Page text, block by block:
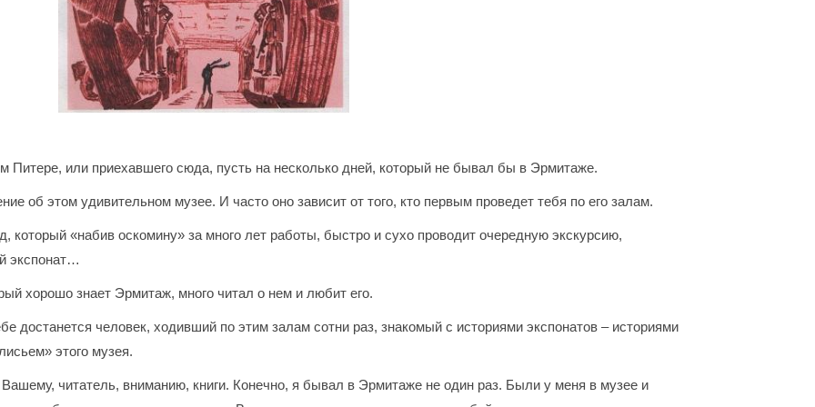
Питере, или приехавшего сюда, пусть на несколько дней, который не бывал бы в Эрмитаже.
об этом удивительном музее. И часто оно зависит от того, кто первым проведет тебя по его залам.
который «набив оскомину» за много лет работы, быстро и сухо проводит очередную экскурсию,
экспонат…
хорошо знает Эрмитаж, много читал о нем и любит его.
достанется человек, ходивший по этим залам сотни раз, знакомый с историями экспонатов – историями
этого музея.
читатель, вниманию, книги. Конечно, я бывал в Эрмитаже не один раз. Были у меня в музее и